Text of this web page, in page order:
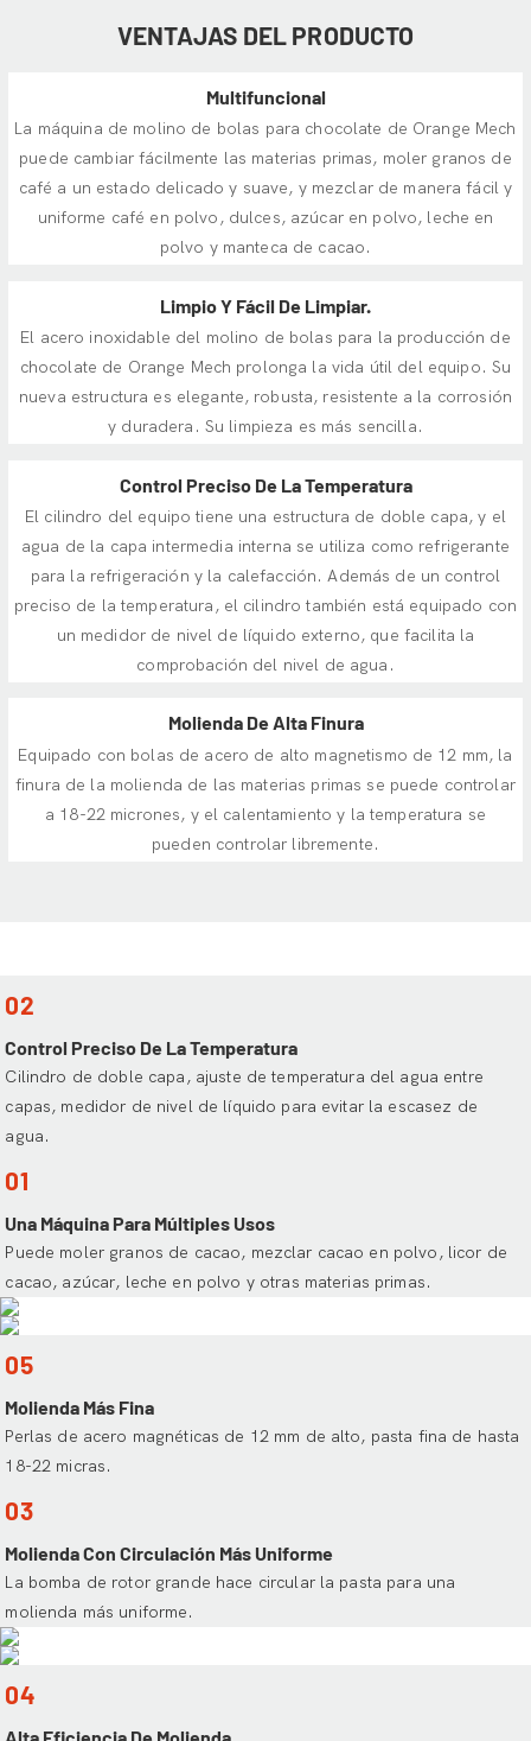
VENTAJAS DEL PRODUCTO
Multifuncional
La máquina de molino de bolas para chocolate de Orange Mech
puede cambiar fácilmente las materias primas, moler granos de
café a un estado delicado y suave, y mezclar de manera fácil y
uniforme café en polvo, dulces, azúcar en polvo, leche en
polvo y manteca de cacao.
Limpio Y Fácil De Limpiar.
El acero inoxidable del molino de bolas para la producción de
chocolate de Orange Mech prolonga la vida útil del equipo. Su
nueva estructura es elegante, robusta, resistente a la corrosión
y duradera. Su limpieza es más sencilla.
Control Preciso De La Temperatura
El cilindro del equipo tiene una estructura de doble capa, y el
agua de la capa intermedia interna se utiliza como refrigerante
para la refrigeración y la calefacción. Además de un control
preciso de la temperatura, el cilindro también está equipado con
un medidor de nivel de líquido externo, que facilita la
comprobación del nivel de agua.
Molienda De Alta Finura
Equipado con bolas de acero de alto magnetismo de 12 mm, la
finura de la molienda de las materias primas se puede controlar
a 18-22 micrones, y el calentamiento y la temperatura se
pueden controlar libremente.
01
Una Máquina Para Múltiples Usos
Puede moler granos de cacao, mezclar cacao en polvo, licor de
cacao, azúcar, leche en polvo y otras materias primas.
02
Control Preciso De La Temperatura
Cilindro de doble capa, ajuste de temperatura del agua entre
capas, medidor de nivel de líquido para evitar la escasez de
agua.
03
Molienda Con Circulación Más Uniforme
La bomba de rotor grande hace circular la pasta para una
molienda más uniforme.
05
Molienda Más Fina
Perlas de acero magnéticas de 12 mm de alto, pasta fina de hasta
18-22 micras.
04